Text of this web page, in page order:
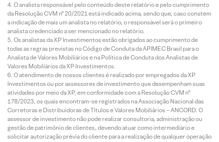
O analista responsável pelo conteúdo deste relatório e pelo cumprimento
da Resolução CVM nº 20/2021 está indicado acima, sendo que, caso constem
a indicação de mais um analista no relatório, o responsável será o primeiro
analista credenciado a ser mencionado no relatório.
Os analistas da XP Investimentos estão obrigados ao cumprimento de
todas as regras previstas no Código de Conduta da APIMEC Brasil para o
Analista de Valores Mobiliários e na Política de Conduta dos Analistas de
Valores Mobiliários da XP Investimentos.
O atendimento de nossos clientes é realizado por empregados da XP
Investimentos ou por assessores de investimento que desempenham suas
atividades por meio da XP, em conformidade com a Resolução CVM nº
178/2023, os quais encontram-se registrados na Associação Nacional das
Corretoras e Distribuidoras de Títulos e Valores Mobiliários – ANCORD. O
assessor de investimento não pode realizar consultoria, administração ou
gestão de patrimônio de clientes, devendo atuar como intermediário e
solicitar autorização prévia do cliente para a realização de qualquer operação